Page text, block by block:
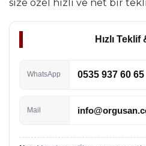
size özel hızlı ve net bir
Hızlı
WhatsApp 0535 937 60 65
Mail